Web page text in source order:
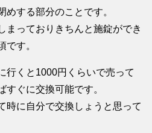
めする部分のことです。
まっておりきちんと施錠ができ
です。
行くと1000円くらいで売って
すぐに交換可能です。
時に自分で交換しょうと思って